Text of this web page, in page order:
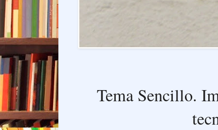
Tema Sencillo.